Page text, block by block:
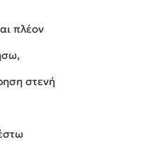
πλέον
στενή